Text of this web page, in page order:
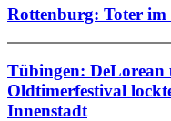
Rottenburg: Toter im
Tübingen: DeLorean
Oldtimerfestival
Innenstadt